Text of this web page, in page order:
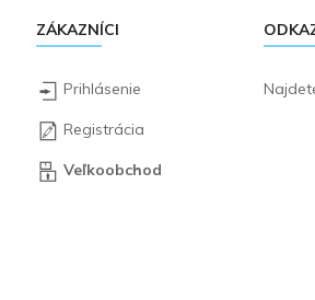
ZÁKAZNÍCI
Prihlásenie
Registrácia
Veľkoobchod